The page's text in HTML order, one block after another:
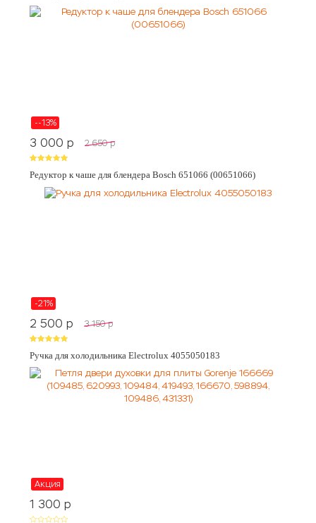
--13%
3 000 p 2 650 p
Редуктор к чаше для блендера Bosch 651066 (00651066)
-21%
2 500 p 3 150 p
Ручка для холодильника Electrolux 4055050183
Акция
1 300 p